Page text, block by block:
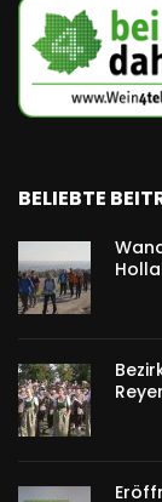
BELIEBTE